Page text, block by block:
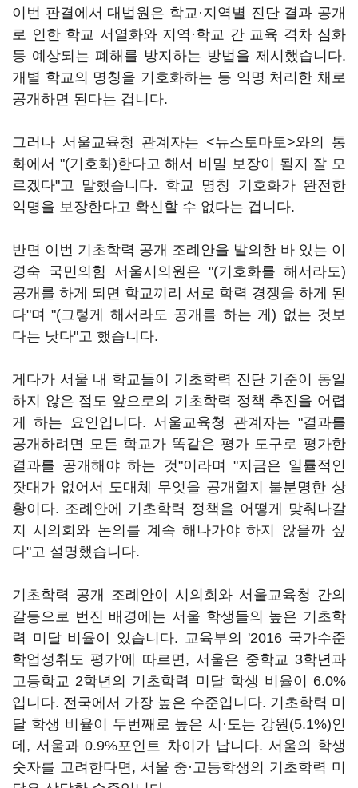
이번 판결에서 대법원은 학교·지역별 진단 결과 공개
로 인한 학교 서열화와 지역·학교 간 교육 격차 심화
등 예상되는 폐해를 방지하는 방법을 제시했습니다.
개별 학교의 명칭을 기호화하는 등 익명 처리한 채로
공개하면 된다는 겁니다.
그러나 서울교육청 관계자는 <뉴스토마토>와의 통
화에서 "(기호화)한다고 해서 비밀 보장이 될지 잘 모
르겠다"고 말했습니다. 학교 명칭 기호화가 완전한
익명을 보장한다고 확신할 수 없다는 겁니다.
반면 이번 기초학력 공개 조례안을 발의한 바 있는 이
경숙 국민의힘 서울시의원은 "(기호화를 해서라도)
공개를 하게 되면 학교끼리 서로 학력 경쟁을 하게 된
다"며 "(그렇게 해서라도 공개를 하는 게) 없는 것보
다는 낫다"고 했습니다.
게다가 서울 내 학교들이 기초학력 진단 기준이 동일
하지 않은 점도 앞으로의 기초학력 정책 추진을 어렵
게 하는 요인입니다. 서울교육청 관계자는 "결과를
공개하려면 모든 학교가 똑같은 평가 도구로 평가한
결과를 공개해야 하는 것"이라며 "지금은 일률적인
잣대가 없어서 도대체 무엇을 공개할지 불분명한 상
황이다. 조례안에 기초학력 정책을 어떻게 맞춰나갈
지 시의회와 논의를 계속 해나가야 하지 않을까 싶
다"고 설명했습니다.
기초학력 공개 조례안이 시의회와 서울교육청 간의
갈등으로 번진 배경에는 서울 학생들의 높은 기초학
력 미달 비율이 있습니다. 교육부의 '2016 국가수준
학업성취도 평가'에 따르면, 서울은 중학교 3학년과
고등학교 2학년의 기초학력 미달 학생 비율이 6.0%
입니다. 전국에서 가장 높은 수준입니다. 기초학력 미
달 학생 비율이 두번째로 높은 시·도는 강원(5.1%)인
데, 서울과 0.9%포인트 차이가 납니다. 서울의 학생
숫자를 고려한다면, 서울 중·고등학생의 기초학력 미